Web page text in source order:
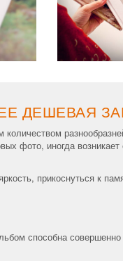
ДЕШЕВАЯ
фото, иногда
прикоснуться к
способна